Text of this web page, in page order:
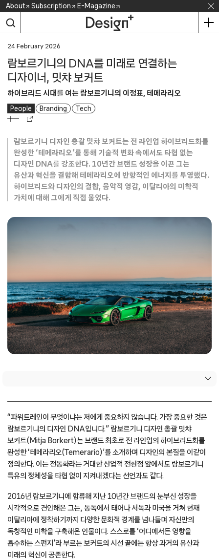
Skip
content
About Subscription E-Magazine
24 February 2026
람보르기니의 DNA를 미래로 연결하는
디자이너, 밋챠 보커트
하이브리드 시대를 여는 람보르기니의 이정표, 테메라리오
People Branding Tech
람보르기니 디자인 총괄 밋챠 보커트는 전 라인업 하이브리드화를
완성한 ‘테메라리오’를 통해 기술적 변화 속에서도 타협 없는
디자인 DNA를 강조한다. 10년간 브랜드 성장을 이끈 그는
유산과 혁신을 결합해 테메라리오에 반항적인 에너지를 투영했다.
하이브리드와 디자인의 결합, 음악적 영감, 이탈리아의 미학적
가치에 대해 그에게 직접 물었다.
“파워트레인이 무엇이냐는 저에게 중요하지 않습니다. 가장 중요한 것은
람보르기니의 디자인 DNA입니다.” 람보르기니 디자인 총괄 밋챠
보커트(Mitja Borkert)는 브랜드 최초로 전 라인업의 하이브리드화를
완성한 ‘테메라리오(Temerario)’를 소개하며 디자인의 본질을 이같이
정의한다. 이는 전동화라는 거대한 산업적 전환점 앞에서도 람보르기니
특유의 정체성을 타협 없이 지켜내겠다는 선언과도 같다.
2016년 람보르기니에 합류해 지난 10년간 브랜드의 눈부신 성장을
시각적으로 견인해온 그는, 동독에서 태어나 서독과 미국을 거쳐 현재
이탈리아에 정착하기까지 다양한 문화적 경계를 넘나들며 자신만의
독창적인 미학을 구축해온 인물이다. 스스로를 ‘어디에서든 영향을
흡수하는 스펀지’라 부르는 보커트의 시선 끝에는 항상 과거의 유산과
미래의 혁신이 공존한다.